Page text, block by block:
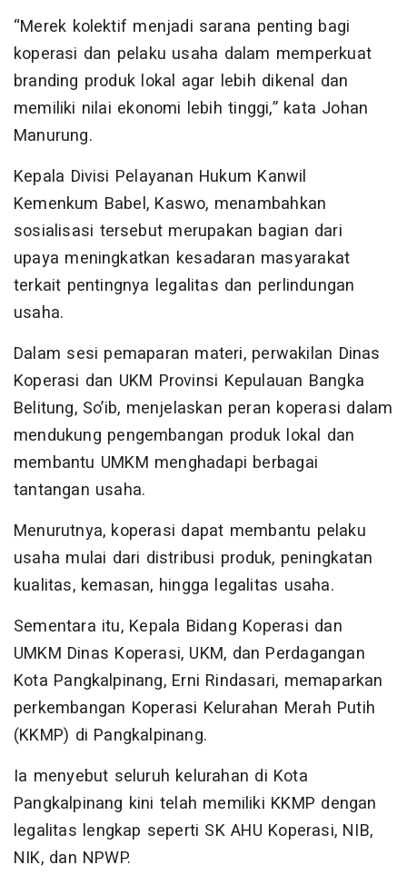
“Merek kolektif menjadi sarana penting bagi
koperasi dan pelaku usaha dalam memperkuat
branding produk lokal agar lebih dikenal dan
memiliki nilai ekonomi lebih tinggi,” kata Johan
Manurung.
Kepala Divisi Pelayanan Hukum Kanwil
Kemenkum Babel, Kaswo, menambahkan
sosialisasi tersebut merupakan bagian dari
upaya meningkatkan kesadaran masyarakat
terkait pentingnya legalitas dan perlindungan
usaha.
Dalam sesi pemaparan materi, perwakilan Dinas
Koperasi dan UKM Provinsi Kepulauan Bangka
Belitung, So’ib, menjelaskan peran koperasi dalam
mendukung pengembangan produk lokal dan
membantu UMKM menghadapi berbagai
tantangan usaha.
Menurutnya, koperasi dapat membantu pelaku
usaha mulai dari distribusi produk, peningkatan
kualitas, kemasan, hingga legalitas usaha.
Sementara itu, Kepala Bidang Koperasi dan
UMKM Dinas Koperasi, UKM, dan Perdagangan
Kota Pangkalpinang, Erni Rindasari, memaparkan
perkembangan Koperasi Kelurahan Merah Putih
(KKMP) di Pangkalpinang.
Ia menyebut seluruh kelurahan di Kota
Pangkalpinang kini telah memiliki KKMP dengan
legalitas lengkap seperti SK AHU Koperasi, NIB,
NIK, dan NPWP.